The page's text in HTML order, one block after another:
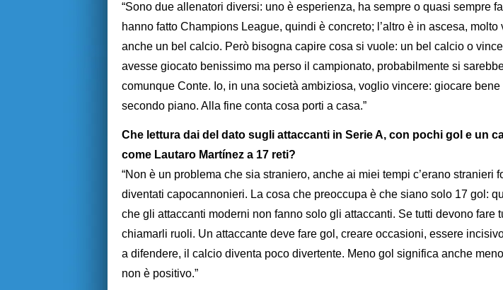
“Sono due allenatori diversi: uno è esperienza, ha sempre o quasi sempre
hanno fatto Champions League, quindi è concreto; l’altro è in ascesa, molto
anche un bel calcio. Però bisogna capire cosa si vuole: un bel calcio o
avesse giocato benissimo ma perso il campionato, probabilmente si
comunque Conte. Io, in una società ambiziosa, voglio vincere: giocare bene
secondo piano. Alla fine conta cosa porti a casa.”
Che lettura dai del dato sugli attaccanti in Serie A, con pochi gol e un
come Lautaro Martínez a 17 reti?
“Non è un problema che sia straniero, anche ai miei tempi c’erano stranieri
diventati capocannonieri. La cosa che preoccupa è che siano solo 17 gol:
che gli attaccanti moderni non fanno solo gli attaccanti. Se tutti devono fare
chiamarli ruoli. Un attaccante deve fare gol, creare occasioni, essere
a difendere, il calcio diventa poco divertente. Meno gol significa anche
non è positivo.”